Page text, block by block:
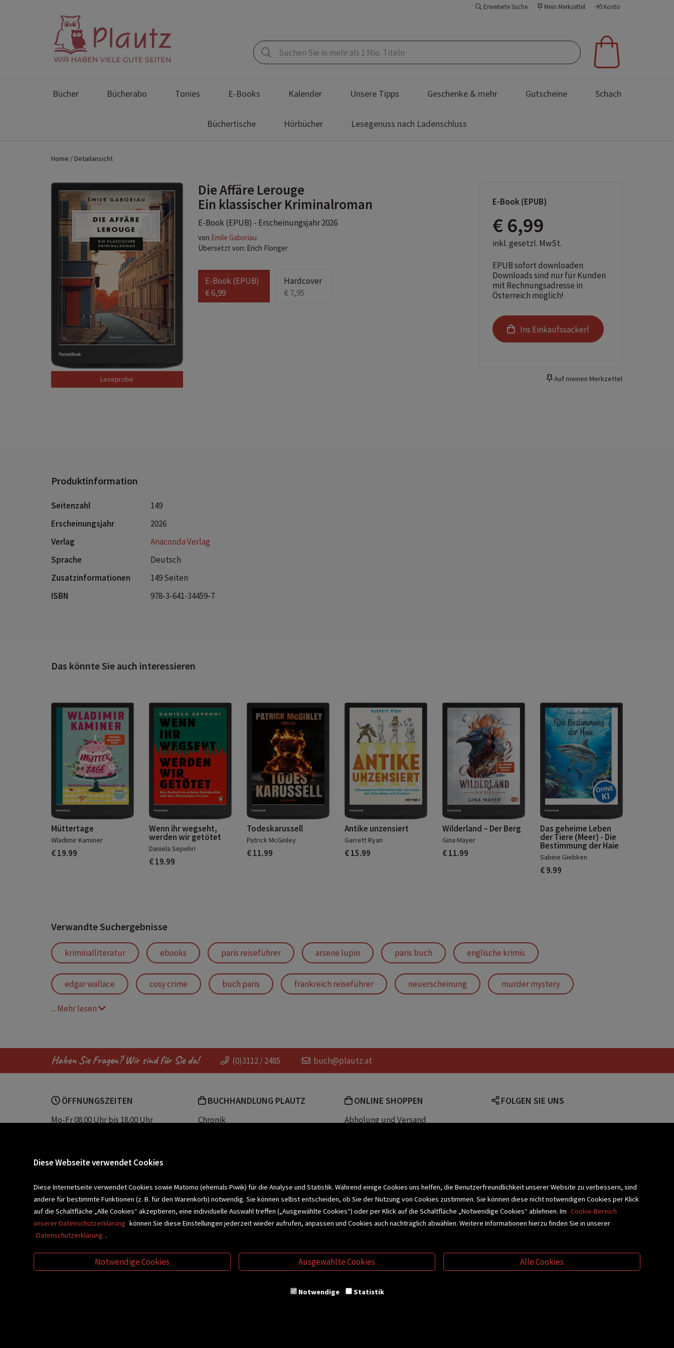
Erweiterte Suche Mein Merkzettel Konto
Bücher Bücherabo Tonies E-Books Kalender Unsere Tipps Geschenke & mehr Gutscheine Schach
Büchertische Hörbücher Lesegenuss nach Ladenschluss
Home Detailansicht
Die Affäre Lerouge
Ein klassischer Kriminalroman
E-Book (EPUB) - Erscheinungsjahr 2026
von Emile Gaboriau
Übersetzt von: Erich Flonger
E-Book (EPUB)
€ 6,99
Hardcover
€ 7,95
E-Book (EPUB)
€ 6,99
inkl. gesetzl. MwSt.
EPUB sofort downloaden
Downloads sind nur für Kunden
mit Rechnungsadresse in
Österreich möglich!
Ins Einkaufssackerl
Auf meinen Merkzettel
Produktinformation
Seitenzahl
149
Erscheinungsjahr
2026
Verlag
Anaconda Verlag
Sprache
Deutsch
Zusatzinformationen
149 Seiten
ISBN
978-3-641-34459-7
Das könnte Sie auch interessieren
Müttertage
Wladimir Kaminer
€ 19.99
Wenn ihr wegseht,
werden wir getötet
Daniela Sepehri
€ 19.99
Todeskarussell
Patrick McGinley
€ 11.99
Antike unzensiert
Garrett Ryan
€ 15.99
Wilderland – Der Berg
Gina Mayer
€ 11.99
Das geheime Leben
der Tiere (Meer) - Die
Bestimmung der Haie
Sabine Giebken
€ 9.99
Verwandte Suchergebnisse
kriminalliteratur ebooks paris reiseführer arsene lupin paris buch englische krimis
edgar wallace cosy crime buch paris frankreich reiseführer neuerscheinung murder mystery
2026
frankreich buch cozy crime hercule poirot scotland yard britische krimiautoren krimi bestseller
agatha christie
... Mehr lesen
Haben Sie Fragen? Wir sind für Sie da! (0)3112 / 2485 buch@plautz.at
ÖFFNUNGSZEITEN
Mo-Fr 08.00 Uhr bis 18.00 Uhr
Sparkassenplatz 2
BUCHHANDLUNG PLAUTZ
Chronik
ONLINE SHOPPEN
Abholung und Versand
FOLGEN SIE UNS
BLEIBEN WIR IN KONTAKT! Newsletter abonnieren >
Diese Webseite verwendet Cookies
Diese Internetseite verwendet Cookies sowie Matomo (ehemals Piwik) für die Analyse und Statistik. Während einige Cookies uns helfen, die Benutzerfreundlichkeit unserer Website zu verbessern, sind
andere für bestimmte Funktionen (z. B. für den Warenkorb) notwendig. Sie können selbst entscheiden, ob Sie der Nutzung von Cookies zustimmen. Sie können diese nicht notwendigen Cookies per Klick
auf die Schaltfläche „Alle Cookies“ akzeptieren, eine individuelle Auswahl treffen („Ausgewählte Cookies“) oder per Klick auf die Schaltfläche „Notwendige Cookies“ ablehnen. Im Cookie-Bereich
unserer Datenschutzerklärung können Sie diese Einstellungen jederzeit wieder aufrufen, anpassen und Cookies auch nachträglich abwählen. Weitere Informationen hierzu finden Sie in unserer
Datenschutzerklärung .
Notwendige Cookies Ausgewählte Cookies Alle Cookies
Notwendige Statistik